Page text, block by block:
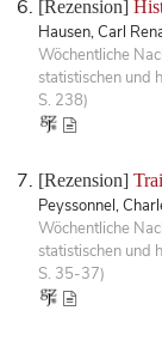
[Rezension]
Hausen, Carl
Wöchentliche
statistischen und
S. 238)
[Rezension]
Peyssonnel,
Wöchentliche
statistischen und
S. 35-37)